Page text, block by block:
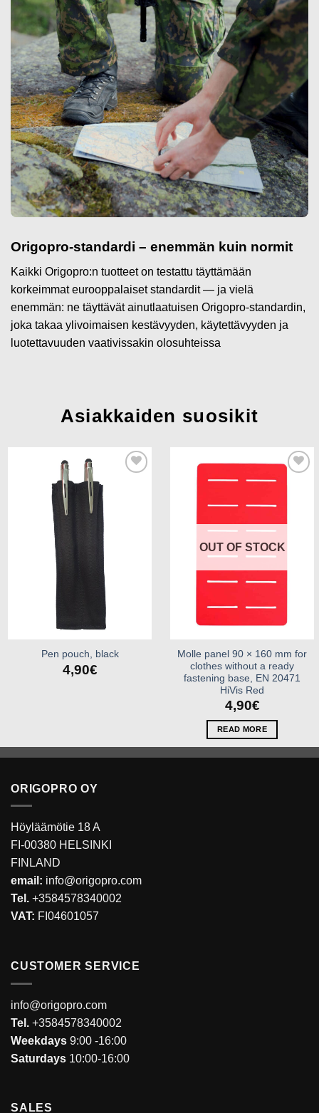
Origopro-standardi – enemmän kuin normit
Kaikki Origopro:n tuotteet on testattu täyttämään
korkeimmat eurooppalaiset standardit — ja vielä
enemmän: ne täyttävät ainutlaatuisen Origopro-standardin,
joka takaa ylivoimaisen kestävyyden, käytettävyyden ja
luotettavuuden vaativissakin olosuhteissa
Asiakkaiden suosikit
Pen pouch, black
4,90€
OUT OF STOCK
Molle panel 90 × 160 mm for
clothes without a ready
fastening base, EN 20471
HiVis Red
4,90€
READ MORE
ORIGOPRO OY
Höyläämötie 18 A
FI-00380 HELSINKI
FINLAND
email: info@origopro.com
Tel. +3584578340002
VAT: FI04601057
CUSTOMER SERVICE
info@origopro.com
Tel. +3584578340002
Weekdays 9:00 -16:00
Saturdays 10:00-16:00
SALES